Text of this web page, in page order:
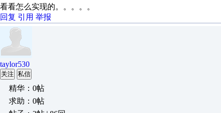
看看怎么实现的。。。。。
回复 引用 举报
taylor530
关注 私信
精华：0帖
求助：0帖